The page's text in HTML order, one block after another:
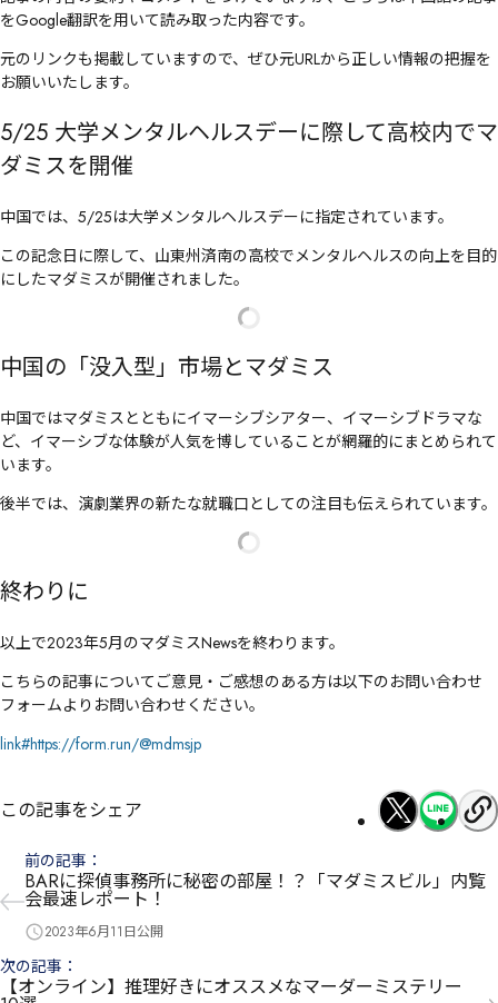
をGoogle翻訳を用いて読み取った内容です。
元のリンクも掲載していますので、ぜひ元URLから正しい情報の把握を
お願いいたします。
5/25 大学メンタルヘルスデーに際して高校内でマ
ダミスを開催
中国では、5/25は大学メンタルヘルスデーに指定されています。
この記念日に際して、山東州済南の高校でメンタルヘルスの向上を目的
にしたマダミスが開催されました。
中国の「没入型」市場とマダミス
中国ではマダミスとともにイマーシブシアター、イマーシブドラマな
ど、イマーシブな体験が人気を博していることが網羅的にまとめられて
います。
後半では、演劇業界の新たな就職口としての注目も伝えられています。
終わりに
以上で2023年5月のマダミスNewsを終わります。
こちらの記事についてご意見・ご感想のある方は以下のお問い合わせ
フォームよりお問い合わせください。
link#https://form.run/@mdmsjp
この記事をシェア
前の記事 ：
BARに探偵事務所に秘密の部屋！？「マダミスビル」内覧
会最速レポート！
2023年6月11日公開
次の記事 ：
【オンライン】推理好きにオススメなマーダーミステリー